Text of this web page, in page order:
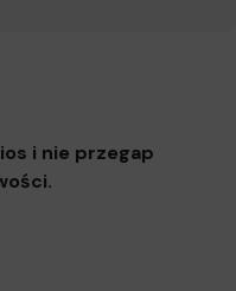
i nie przegap